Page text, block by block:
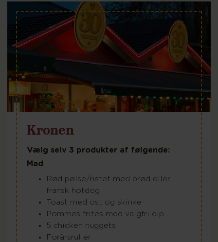
Kronen
Vælg selv 3 produkter af følgende:
Mad
Rød pølse/ristet med brød eller
fransk hotdog
Toast med ost og skinke
Pommes frites med valgfri dip
5 chicken nuggets
Forårsruller